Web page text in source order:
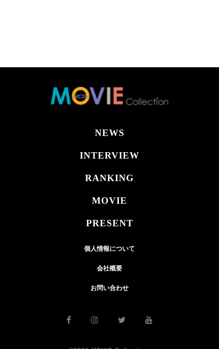
NEWS
INTERVIEW
RANKING
MOVIE
PRESENT
個人情報について
会社概要
お問い合わせ